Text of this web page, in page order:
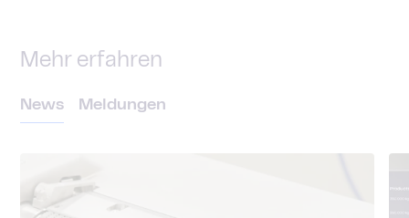
Mehr erfahren
News Meldungen